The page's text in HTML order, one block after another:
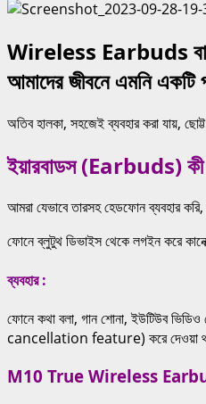
Wireless Earbuds বা
আমাদের জীবনে এমনি একটি
অতিব হালকা, সহজেই ব্যবহার করা যায়,
ইয়ারবাডস (Earbuds)
আমরা যেভাবে তারসহ হেডফোন ব্যবহার
ফোনে ব্লুটুথ ডিভাইস থেকে লগইন করে
ব্যবহার :
ফোনে কথা বলা, গান শোনা, ইউটিউব
cancellation feature) করে দেওয়া থাকে।
M10 True Wireless